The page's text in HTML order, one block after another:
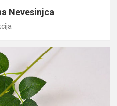
Nevesinjca